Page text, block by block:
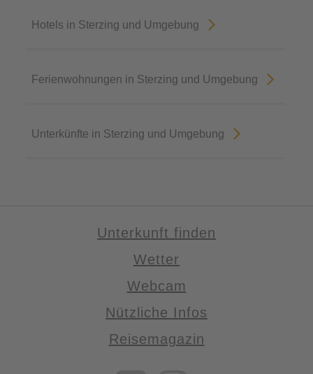
Hotels in Sterzing und Umgebung
Ferienwohnungen in Sterzing und Umgebung
Unterkünfte in Sterzing und Umgebung
Unterkunft finden
Wetter
Webcam
Nützliche Infos
Reisemagazin